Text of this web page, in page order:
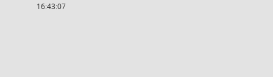
16:43:07